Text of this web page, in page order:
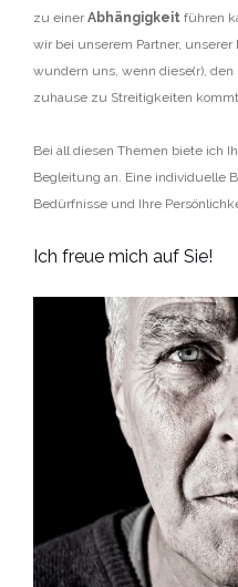
zu einerAbhängigkeit führen
wir bei unserem Partner, unserer
wundern uns, wenn diese(r), den
zuhause zu Streitigkeiten
Bei all diesen Themen biete ich
Begleitung an. Eine individuelle
Bedürfnisse und Ihre
Ich freue mich auf Sie!